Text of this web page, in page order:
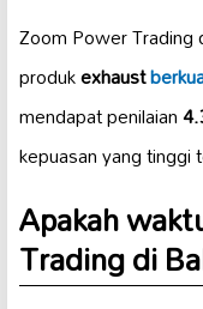
Zoom Power Trading
produkexhaust
mendapat penilaian
kepuasan yang tinggi
Apakah
Trading di